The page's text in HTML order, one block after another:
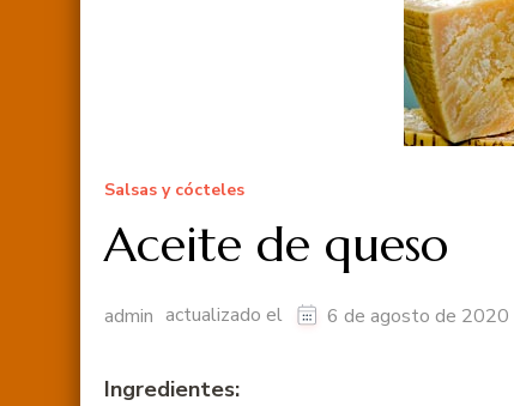
Salsas y cócteles
Aceite de queso
admin actualizado el 6 de agosto de 2020
Ingredientes: